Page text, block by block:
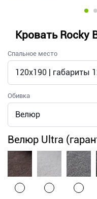
Кровать Rocky
Спальное место
Обивка
Велюр Ultra